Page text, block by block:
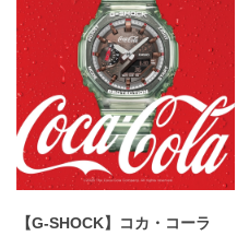
【G-SHOCK】コカ・コーラ